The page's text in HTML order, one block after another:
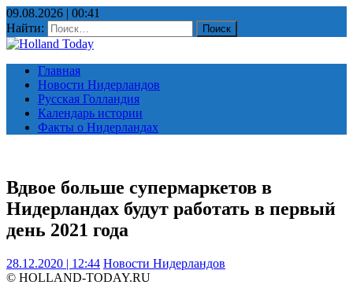
09.08.2026 | 00:41
Найти:
Главная
Новости Нидерландов
Русская Голландия
Календарь истории
Факты о Нидерландах
Вдвое больше супермаркетов в
Нидерландах будут работать в первый
день 2021 года
28.12.2020 | 12:44 Новости Нидерландов
© HOLLAND-TODAY.RU